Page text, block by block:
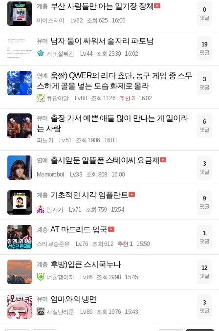
계층 부산 사람들만 아는 일기장 정체
아이스티이 Lv.32 조회 625 16:06
0
댓글
유머 남자 둘이 싸워서 술자리 파토남
게맛살튀김 Lv.44 조회 2330 16:02
19
댓글
연예 움짤) QWER의 리더 쵸단, 농구 게임 중 스무
스하게 골을 넣는 모습 화제로 올라
큐땁이알 Lv.88 조회 1126 추천 3 16:02
3
댓글
유머 출장 가서 예쁜 애들 많이 만나는 게 일이라
는 사람
파노키 Lv.51 조회 1906 16:01
6
댓글
연예 출시앞둔 알뜰폰 스테이씨 요금제
Memorobot Lv.33 조회 868 16:00
3
댓글
계층 기초적인 시각 임플란트
럼자기 Lv.71 조회 759 15:54
9
댓글
계층 AT 마드리드 입국
스티브승준유 Lv.76 조회 612 추천 1 15:50
1
댓글
계층 후방)입큰 스시국누나
너빨갱이지 Lv.86 조회 2998 15:45
12
댓글
유머 엄마와의 냉면
사실난라쿤 Lv.89 조회 1976 15:43
3
댓글